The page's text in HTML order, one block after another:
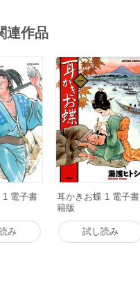
連作品
1 電子書
み
耳かきお蝶 1 電子書
籍版
試し読み